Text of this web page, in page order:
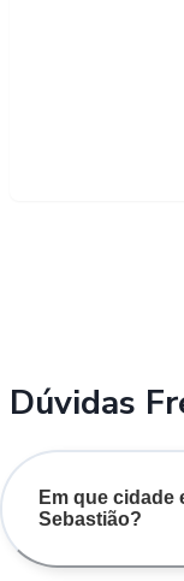
Dúvidas
Em que cidade
Sebastião?